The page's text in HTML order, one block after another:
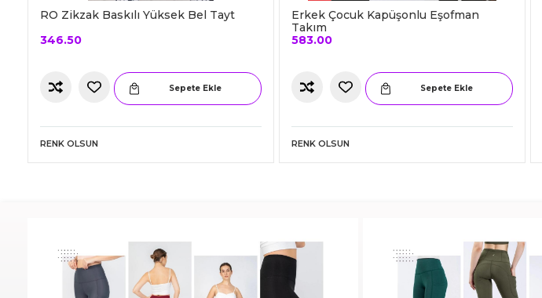
RO Zikzak Baskılı Yüksek Bel Tayt
346.50
Sepete Ekle
RENK OLSUN
Erkek Çocuk Kapüşonlu Eşofman
Takım
583.00
Sepete Ekle
RENK OLSUN